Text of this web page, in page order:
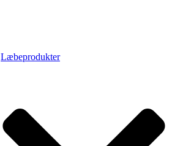
Læbeprodukter